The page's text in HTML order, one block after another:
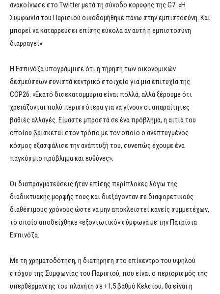
ανακοίνωσε στο Twitter μετά τη σύνοδο κορυφής της G7: «Η
Συμφωνία του Παρισιού οικοδομήθηκε πάνω στην εμπιστοσύνη. Και
μπορεί να καταρρεύσει επίσης εύκολα αν αυτή η εμπιστοσύνη
διαρραγεί».
Η Εσπινόζα υπογράμμισε ότι η τήρηση των οικονομικών
δεσμεύσεων συνιστά κεντρικό στοιχείο για μια επιτυχία της
COP26. «Εκατό δισεκατομμύρια είναι πολλά, αλλά ξέρουμε ότι
χρειάζονται πολύ περισσότερα για να γίνουν οι απαραίτητες
βαθιές αλλαγές. Είμαστε μπροστά σε ένα πρόβλημα, η αιτία του
οποίου βρίσκεται στον τρόπο με τον οποίο ο ανεπτυγμένος
κόσμος εξασφάλισε την ανάπτυξή του, συνεπώς έχουμε ένα
παγκόσμιο πρόβλημα και ευθύνες».
Οι διαπραγματεύσεις ήταν επίσης περίπλοκες λόγω της
διαδικτυακής μορφής τους και διεξάγονταν σε διαφορετικούς
διαθέσιμους χρόνους ώστε να μην αποκλειστεί κανείς συμμετέχων,
το οποίο αποδείχθηκε «εξοντωτικό» σύμφωνα με την Πατρίσια
Εσπινόζα.
Με τη χρηματοδότηση, η διατήρηση στο επίκεντρο του υψηλού
στόχου της Συμφωνίας του Παρισιού, που είναι ο περιορισμός της
υπερθέρμανσης του πλανήτη σε +1,5 βαθμό Κελσίου, θα είναι η